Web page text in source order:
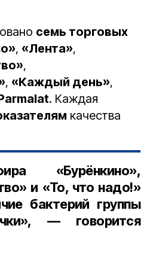
семь торговых
, «Лента»,
,
, «Каждый день»,
. Каждая
качества
«Бурёнкино»,
и «То, что надо!»
бактерий группы
— говорится